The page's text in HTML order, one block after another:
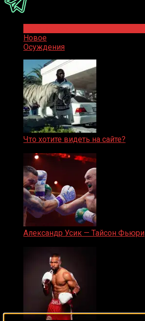
Новое
Осуждения
Что хотите видеть на сайте?
Александр Усик — Тайсон Фьюри